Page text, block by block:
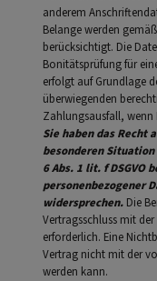
anderem
Belange werden
berücksichtigt. Die
Bonitätsprüfung für
erfolgt auf Grundlage
überwiegenden
Zahlungsausfall, wenn
Sie haben das Recht
besonderen
6 Abs. 1 lit. f DSGVO
personenbezogener
widersprechen. Die
Vertragsschluss mit
erforderlich. Eine
Vertrag nicht mit der
werden kann.